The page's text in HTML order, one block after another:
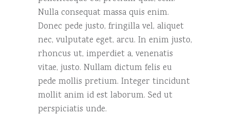
Nulla consequat massa quis enim.
Donec pede justo, fringilla vel, aliquet
nec, vulputate eget, arcu. In enim justo,
rhoncus ut, imperdiet a, venenatis
vitae, justo. Nullam dictum felis eu
pede mollis pretium. Integer tincidunt
mollit anim id est laborum. Sed ut
perspiciatis unde.